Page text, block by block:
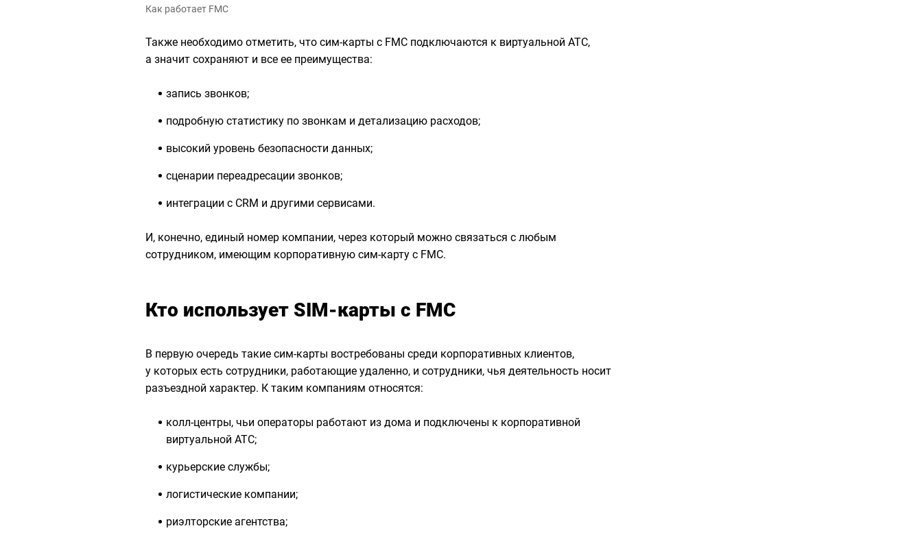
Как работает FMC
Также необходимо отметить, что сим-карты с FMC подключаются к виртуальной АТС,
а значит сохраняют и все ее преимущества:
запись звонков;
подробную статистику по звонкам и детализацию расходов;
высокий уровень безопасности данных;
сценарии переадресации звонков;
интеграции с CRM и другими сервисами.
И, конечно, единый номер компании, через который можно связаться с любым
сотрудником, имеющим корпоративную сим-карту с FMC.
Кто использует SIM-карты с FMC
В первую очередь такие сим-карты востребованы среди корпоративных клиентов,
у которых есть сотрудники, работающие удаленно, и сотрудники, чья деятельность носит
разъездной характер. К таким компаниям относятся:
колл-центры, чьи операторы работают из дома и подключены к корпоративной
виртуальной АТС;
курьерские службы;
логистические компании;
риэлторские агентства;